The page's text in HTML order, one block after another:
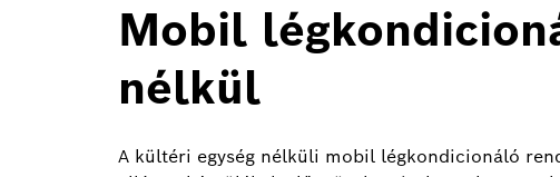
Mobil
nélkül
A kültéri egység nélküli mobil légkondicionáló